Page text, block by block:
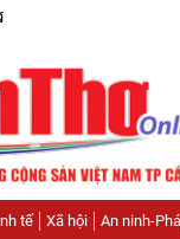
tế Xã hội An ninh-